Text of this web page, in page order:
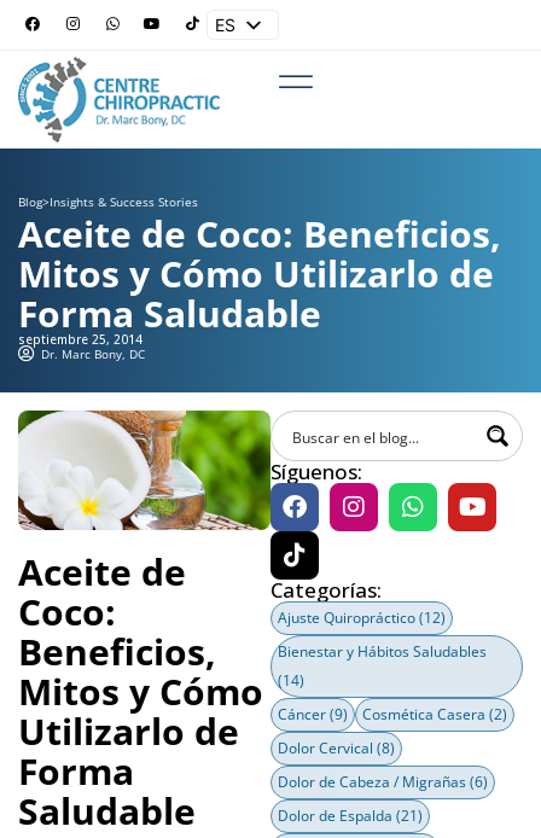
ES
Blog>Insights & Success Stories
Aceite de Coco: Beneficios,
Mitos y Cómo Utilizarlo de
Forma Saludable
septiembre 25, 2014
Dr. Marc Bony, DC
Aceite de
Coco:
Beneficios,
Mitos y Cómo
Utilizarlo de
Forma
Saludable
Síguenos:
Categorías:
Ajuste Quiropráctico(12)
Bienestar y Hábitos Saludables
(14)
Cáncer(9) Cosmética Casera (2)
Dolor Cervical (8)
Dolor de Cabeza / Migrañas(6)
Dolor de Espalda (21)